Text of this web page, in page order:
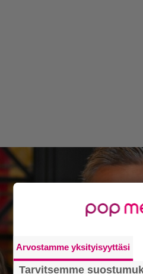
Arvostamme yksityisyyttäsi
Tarvitsemme